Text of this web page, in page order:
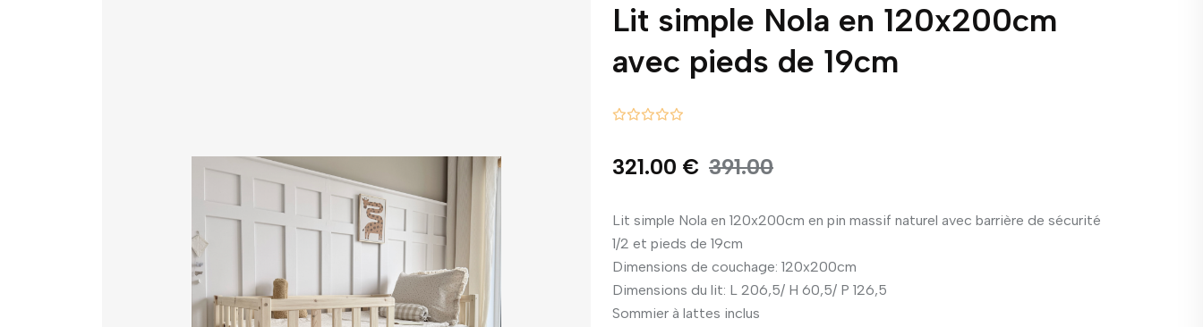
Lit simple Nola en 120x200cm
avec pieds de 19cm
321.00 € 391.00
Lit simple Nola en 120x200cm en pin massif naturel avec barrière de sécurité
1/2 et pieds de 19cm
Dimensions de couchage: 120x200cm
Dimensions du lit: L 206,5/ H 60,5/ P 126,5
Sommier à lattes inclus